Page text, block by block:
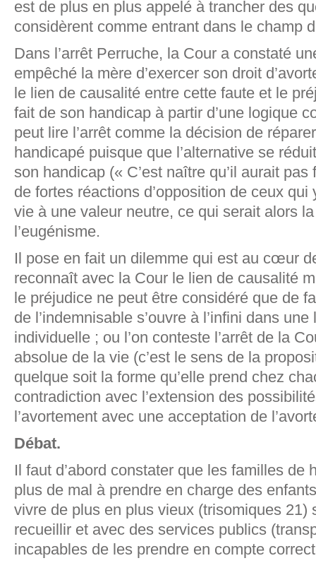
est de plus en plus appelé à trancher des
considèrent comme entrant dans le champ
Dans l’arrêt Perruche, la Cour a constaté
empêché la mère d’exercer son droit
le lien de causalité entre cette faute et le
fait de son handicap à partir d’une logique
peut lire l’arrêt comme la décision de
handicapé puisque que l’alternative se
son handicap (« C’est naître qu’il aurait
de fortes réactions d’opposition de ceux
vie à une valeur neutre, ce qui serait alors
l’eugénisme.
Il pose en fait un dilemme qui est au cœur
reconnaît avec la Cour le lien de causalité
le préjudice ne peut être considéré que de
de l’indemnisable s’ouvre à l’infini dans
individuelle ; ou l’on conteste l’arrêt de la
absolue de la vie (c’est le sens de la
quelque soit la forme qu’elle prend chez
contradiction avec l’extension des
l’avortement avec une acceptation de
Débat.
Il faut d’abord constater que les familles de
plus de mal à prendre en charge des
vivre de plus en plus vieux (trisomiques 21)
recueillir et avec des services publics
incapables de les prendre en compte